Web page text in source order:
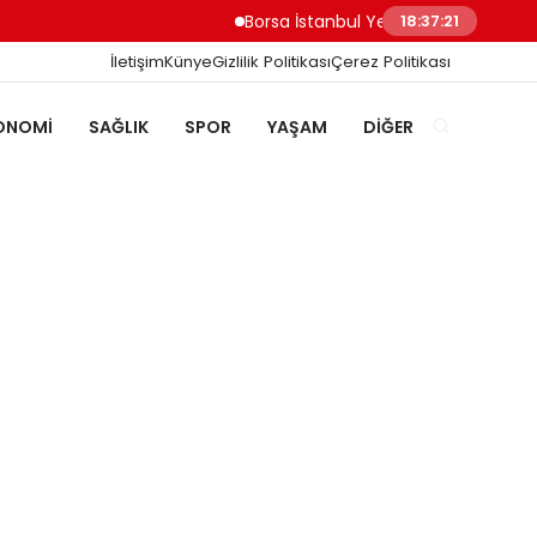
Borsa İstanbul Yeni Güne 13.728,70
18:37:22
İletişimKünyeGizlilik PolitikasıÇerez Politikası
SAĞLIK SPOR YAŞAM DIĞER